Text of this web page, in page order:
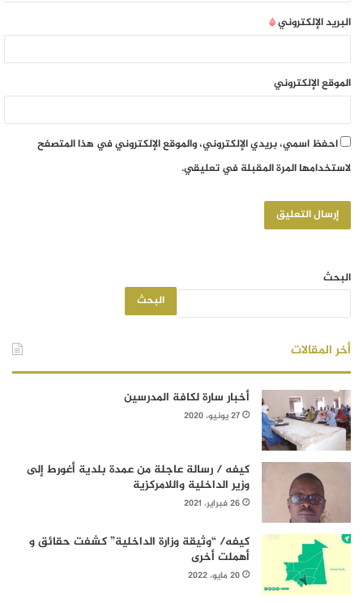
البريد الإلكتروني*
الموقع الإلكتروني
احفظ اسمي، بريدي الإلكتروني، والموقع الإلكتروني في هذا المتصفح
لاستخدامها المرة المقبلة في تعليقي.
البحث
البحث
أخر المقالات
أخبار سارة لكافة المدرسين
27 يونيو، 2020
كيفه / رسالة عاجلة من عمدة بلدية أغورط إلى
وزير الداخلية واللامركزية
26 فبراير، 2021
كيفه/ “وثيقة وزارة الداخلية” كشفت حقائق و
أهملت أخرى
20 مايو، 2022